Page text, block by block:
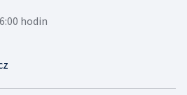
hodin